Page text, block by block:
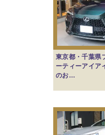
東京都・千葉県
ーティーアイア
のお…